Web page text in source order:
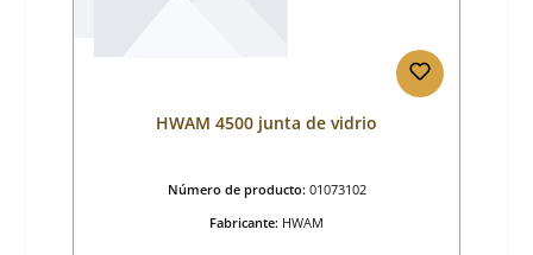
HWAM 4500 junta de vidrio
Número de producto: 01073102
Fabricante: HWAM